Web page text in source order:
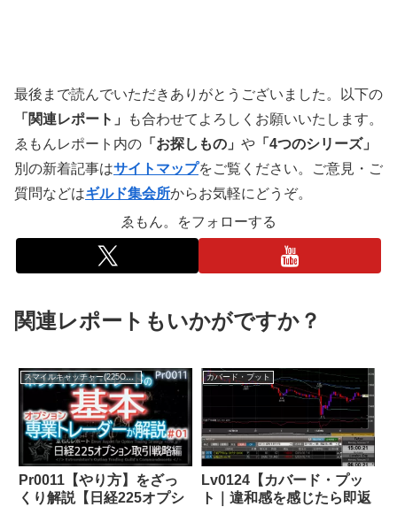
最後まで読んでいただきありがとうございました。以下の
「関連レポート」
も合わせてよろしくお願いいたします。
ゑもんレポート内の 「お探しもの」 や 「4つのシリーズ」
別の新着記事はサイトマップをご覧ください。ご意見・ご
質問などはギルド集会所からお気軽にどうぞ。
ゑもん。をフォローする
関連レポートもいかがですか？
スマイルキャッチャー(225OP売買支援ツール)
Pr0011【やり方】をざっ
くり解説【日経225オプシ
カバード・プット
Lv0124【カバード・プッ
ト｜違和感を感じたら即返